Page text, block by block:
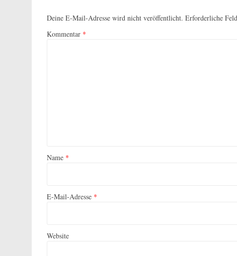
Deine E-Mail-Adresse wird nicht veröffentlicht. Erforderliche
Kommentar *
Name *
E-Mail-Adresse *
Website